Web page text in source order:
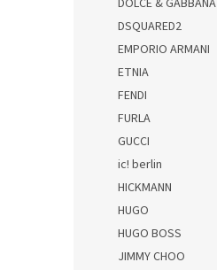
DOLCE & GABBANA
DSQUARED2
EMPORIO ARMANI
ETNIA
FENDI
FURLA
GUCCI
ic! berlin
HICKMANN
HUGO
HUGO BOSS
JIMMY CHOO